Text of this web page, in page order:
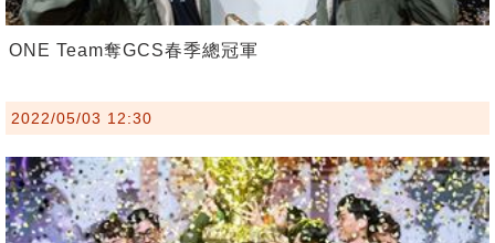
ONE Team奪GCS春季總冠軍
2022/05/03 12:30